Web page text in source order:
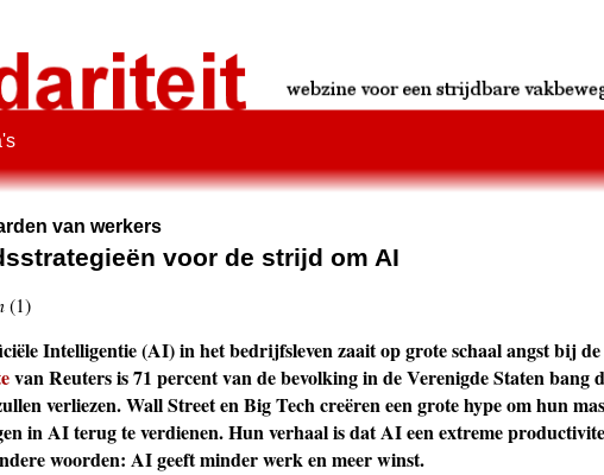
van werkers
voor de strijd om AI
(1)
Intelligentie (AI) in het bedrijfsleven zaait op grote schaal angst bij
van Reuters is 71 percent van de bevolking in de Verenigde Staten bang
verliezen. Wall Street en Big Tech creëren een grote hype om hun
in AI terug te verdienen. Hun verhaal is dat AI een extreme
woorden: AI geeft minder werk en meer winst.